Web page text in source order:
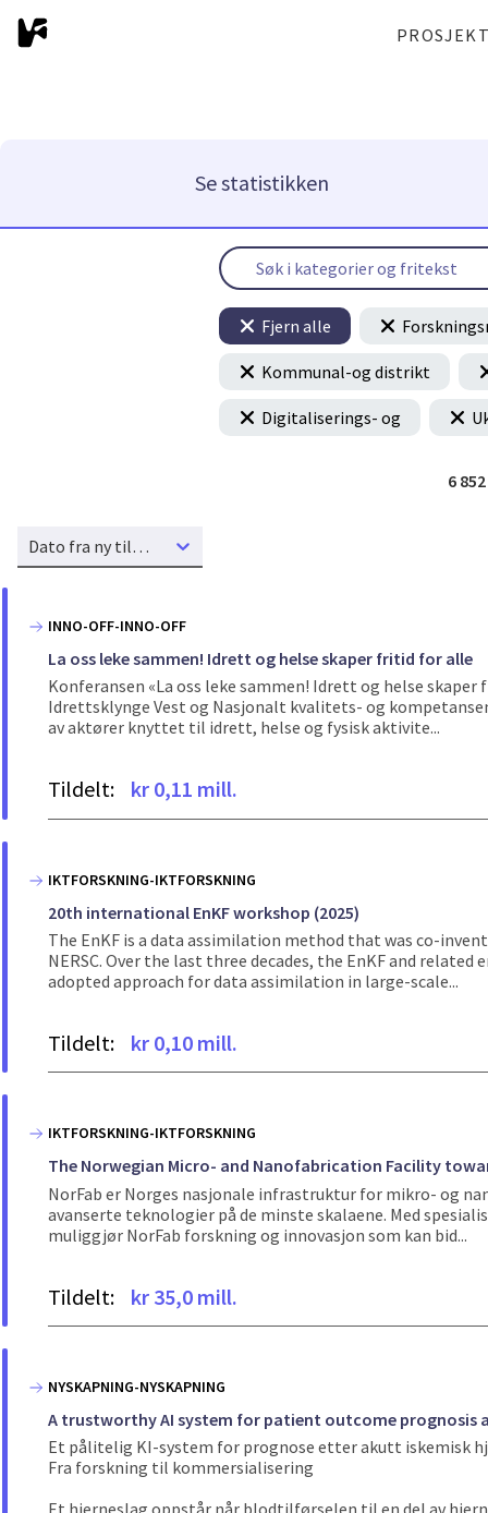
Se statistikken
Fjern alle
Kommunal-og distrikt
Digitaliserings- og
6 852
Dato fra ny til gammel
INNO-OFF-INNO-OFF
La oss leke sammen! Idrett og helse skaper fritid for alle
Konferansen «La oss leke sammen! Idrett og helse
Idrettsklynge Vest og Nasjonalt kvalitets- og
av aktører knyttet til idrett, helse og fysisk aktivite...
Tildelt: kr 0,11 mill.
IKTFORSKNING-IKTFORSKNING
20th international EnKF workshop (2025)
The EnKF is a data assimilation method that was co-
NERSC. Over the last three decades, the EnKF and
adopted approach for data assimilation in large-scale...
Tildelt: kr 0,10 mill.
IKTFORSKNING-IKTFORSKNING
The Norwegian Micro- and Nanofabrication Facility
NorFab er Norges nasjonale infrastruktur for mikro- og
avanserte teknologier på de minste skalaene. Med
muliggjør NorFab forskning og innovasjon som kan bid...
Tildelt: kr 35,0 mill.
NYSKAPNING-NYSKAPNING
A trustworthy AI system for patient outcome prognosis
Et pålitelig KI-system for prognose etter akutt iskemisk
Fra forskning til kommersialisering